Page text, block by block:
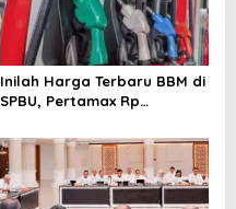
Inilah Harga Terbaru BBM di
SPBU, Pertamax Rp